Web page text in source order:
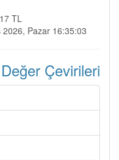
TL
Pazar 16:35:03
Çevirileri